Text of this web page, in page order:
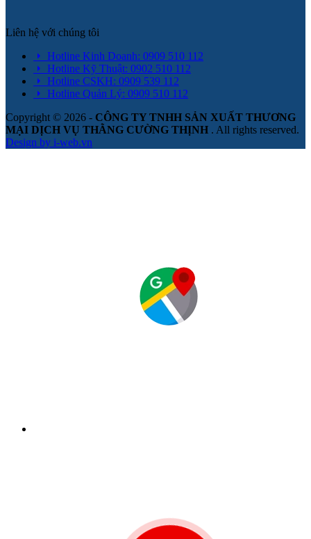
Liên hệ với chúng tôi
Hotline Kinh Doanh: 0909 510 112
Hotline Kỹ Thuật: 0902 510 112
Hotline CSKH: 0909 539 112
Hotline Quản Lý: 0909 510 112
Copyright © 2026 - CÔNG TY TNHH SẢN XUẤT THƯƠNG
MẠI DỊCH VỤ THẰNG CƯỜNG THỊNH . All rights reserved.
Design by i-web.vn